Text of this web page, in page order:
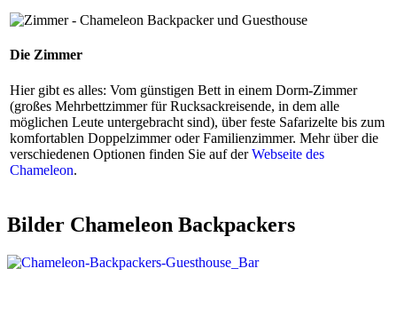
Die Zimmer
Hier gibt es alles: Vom günstigen Bett in einem Dorm-Zimmer
(großes Mehrbettzimmer für Rucksackreisende, in dem alle
möglichen Leute untergebracht sind), über feste Safarizelte bis zum
komfortablen Doppelzimmer oder Familienzimmer. Mehr über die
verschiedenen Optionen finden Sie auf derWebseite des
Chameleon.
Bilder Chameleon Backpackers